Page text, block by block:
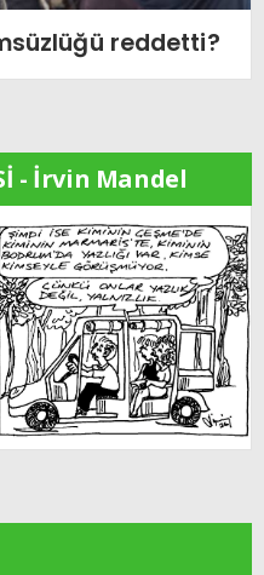
reddetti?
- İrvin Mandel